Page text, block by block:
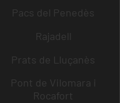
Pacs del Penedès
Rajadell
Prats de Lluçanès
Pont de Vilomara i
Rocafort